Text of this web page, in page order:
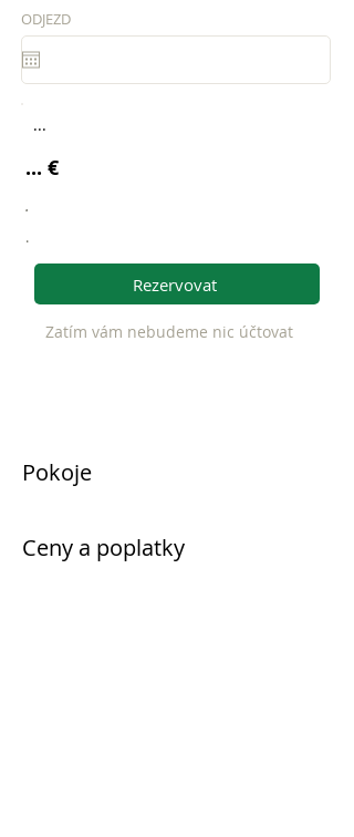
ODJEZD
...
... €
.
.
Rezervovat
Zatím vám nebudeme nic účtovat
Pokoje
Ceny a poplatky